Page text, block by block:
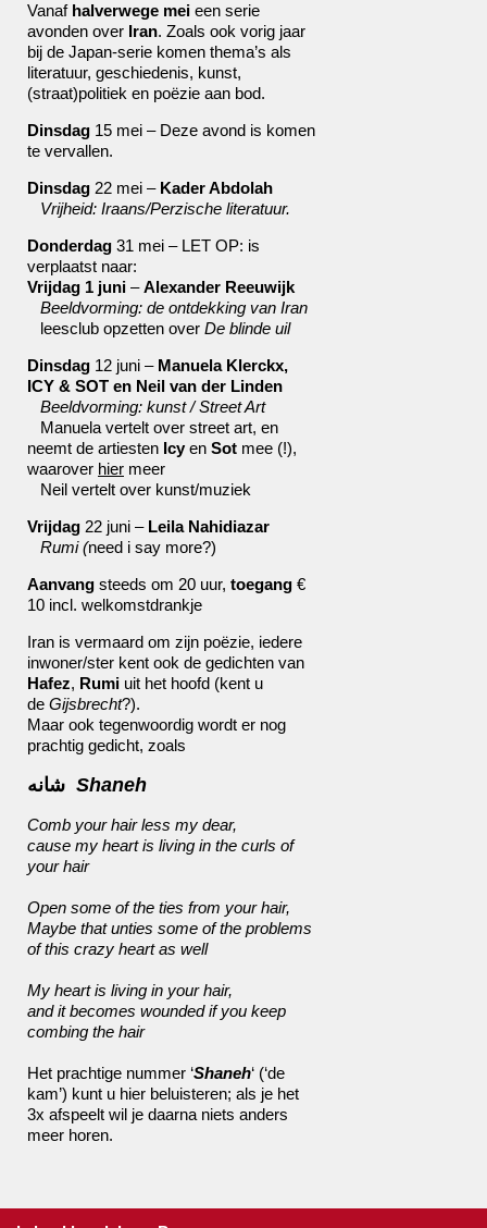
Vanaf halverwege mei een serie
avonden over Iran. Zoals ook vorig jaar
bij de Japan-serie komen thema’s als
literatuur, geschiedenis, kunst,
(straat)politiek en poëzie aan bod.
Dinsdag 15 mei – Deze avond is komen
te vervallen.
Dinsdag 22 mei – Kader Abdolah
Vrijheid: Iraans/Perzische literatuur.
Donderdag 31 mei – LET OP: is
verplaatst naar:
Vrijdag 1 juni –Alexander Reeuwijk
Beeldvorming: de ontdekking van Iran
leesclub opzetten over De blinde uil
Dinsdag 12 juni – Manuela Klerckx,
ICY & SOT en Neil van der Linden
Beeldvorming: kunst / Street Art
Manuela vertelt over street art, en
neemt de artiesten Icy en Sot mee (!),
waarover hier meer
Neil vertelt over kunst/muziek
Vrijdag 22 juni – Leila Nahidiazar
Rumi (need i say more?)
Aanvang steeds om 20 uur, toegang €
10 incl. welkomstdrankje
Iran is vermaard om zijn poëzie, iedere
inwoner/ster kent ook de gedichten van
Hafez, Rumi uit het hoofd (kent u
de Gijsbrecht?).
Maar ook tegenwoordig wordt er nog
prachtig gedicht, zoals
Shaneh
Comb your hair less my dear,
cause my heart is living in the curls of
your hair
Open some of the ties from your hair,
Maybe that unties some of the problems
of this crazy heart as well
My heart is living in your hair,
and it becomes wounded if you keep
combing the hair
Het prachtige nummer ‘Shaneh‘ (‘de
kam’) kunt u hier beluisteren; als je het
3x afspeelt wil je daarna niets anders
meer horen.